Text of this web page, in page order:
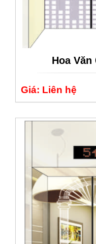
Hoa Văn
Giá: Liên hệ